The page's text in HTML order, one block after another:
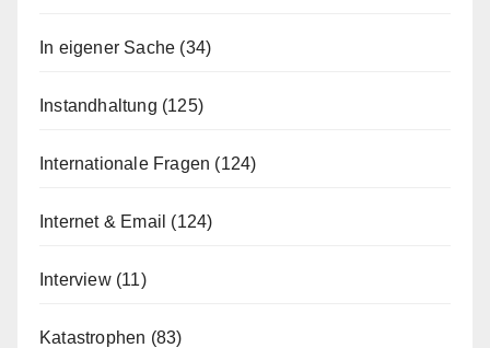
In eigener Sache (34)
Instandhaltung (125)
Internationale Fragen (124)
Internet & Email (124)
Interview(11)
Katastrophen (83)